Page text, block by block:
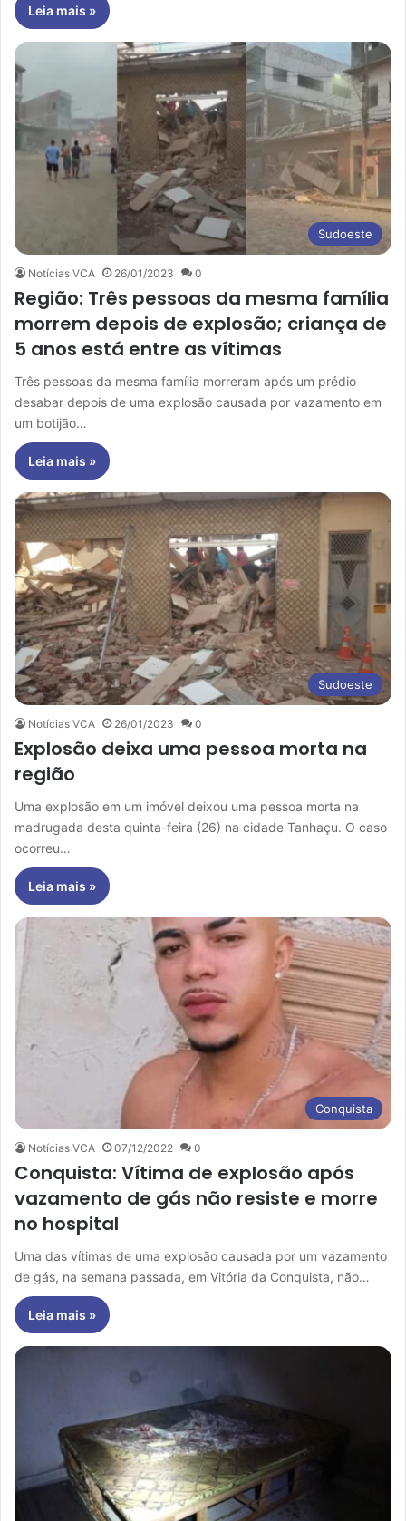
Leia mais »
Sudoeste
Notícias VCA 26/01/2023 0
Região: Três pessoas da mesma família
morrem depois de explosão; criança de
5 anos está entre as vítimas
Três pessoas da mesma família morreram após um prédio
desabar depois de uma explosão causada por vazamento em
um botijão…
Leia mais »
Sudoeste
Notícias VCA 26/01/2023 0
Explosão deixa uma pessoa morta na
região
Uma explosão em um imóvel deixou uma pessoa morta na
madrugada desta quinta-feira (26) na cidade Tanhaçu. O caso
ocorreu…
Leia mais »
Conquista
Notícias VCA 07/12/2022 0
Conquista: Vítima de explosão após
vazamento de gás não resiste e morre
no hospital
Uma das vítimas de uma explosão causada por um vazamento
de gás, na semana passada, em Vitória da Conquista, não…
Leia mais »